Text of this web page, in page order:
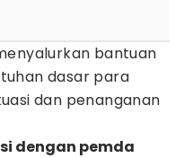
bantuan
dasar para
dan penanganan
dengan pemda